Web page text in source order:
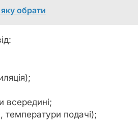
обрати
всередині;
температури подачі);